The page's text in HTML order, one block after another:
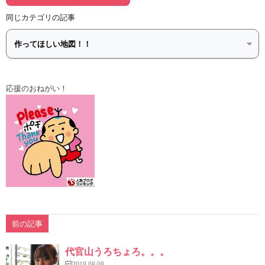
同じカテゴリの記事
応援のおねがい！
前の記事
代官山うろちょろ。。。